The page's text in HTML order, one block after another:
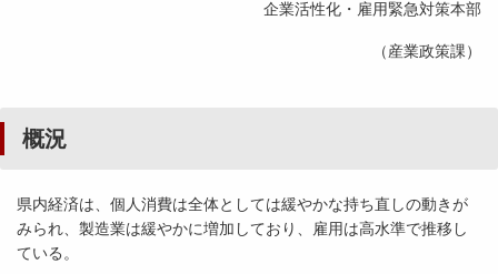
企業活性化・雇用緊急対策本部
（産業政策課）
概況
県内経済は、個人消費は全体としては緩やかな持ち直しの動きが
みられ、製造業は緩やかに増加しており、雇用は高水準で推移し
ている。